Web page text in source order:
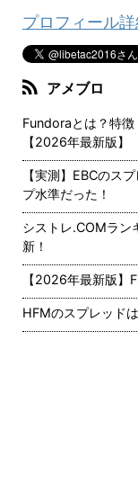
プロフィール
アメブロ
Fundoraとは？特徴
【2026年最新版】
【実測】EBCのス
プ水準だった！
シストレ.COMラン
新！
【2026年最新版】
HFMのスプレッド